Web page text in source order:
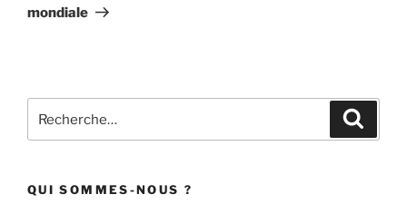
mondiale
pour
QUI SOMMES-NOUS ?